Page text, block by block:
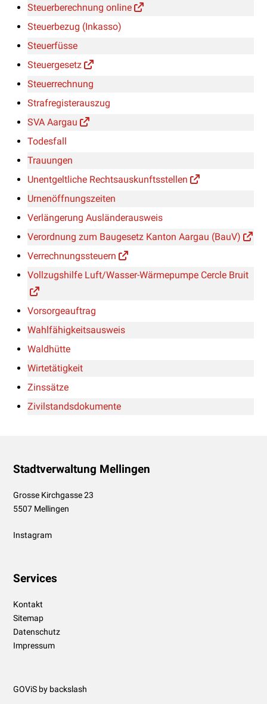
Steuerberechnung online
Steuerbezug (Inkasso)
Steuerfüsse
Steuergesetz
Steuerrechnung
Strafregisterauszug
SVA Aargau
Todesfall
Trauungen
Unentgeltliche Rechtsauskunftsstellen
Urnenöffnungszeiten
Verlängerung Ausländerausweis
Verordnung zum Baugesetz Kanton Aargau (BauV)
Verrechnungssteuern
Vollzugshilfe Luft/Wasser-Wärmepumpe Cercle Bruit
Vorsorgeauftrag
Wahlfähigkeitsausweis
Waldhütte
Wirtetätigkeit
Zinssätze
Zivilstandsdokumente
Footer
Stadtverwaltung Mellingen
Grosse Kirchgasse 23
5507 Mellingen
Instagram
Services
Kontakt
Sitemap
Datenschutz
Impressum
GOViS by backslash